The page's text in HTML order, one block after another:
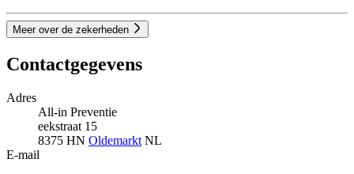
Meer over de zekerheden
Contactgegevens
Adres
All-in Preventie
eekstraat 15
8375 HN Oldemarkt NL
E-mail